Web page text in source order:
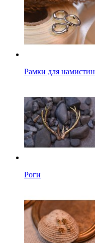
Рамки для намистин
Роги